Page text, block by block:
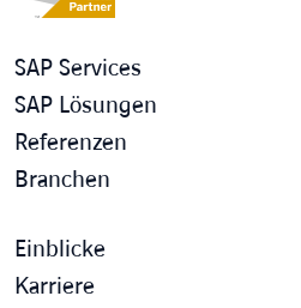
SAP Services
SAP Lösungen
Referenzen
Branchen
Einblicke
Karriere